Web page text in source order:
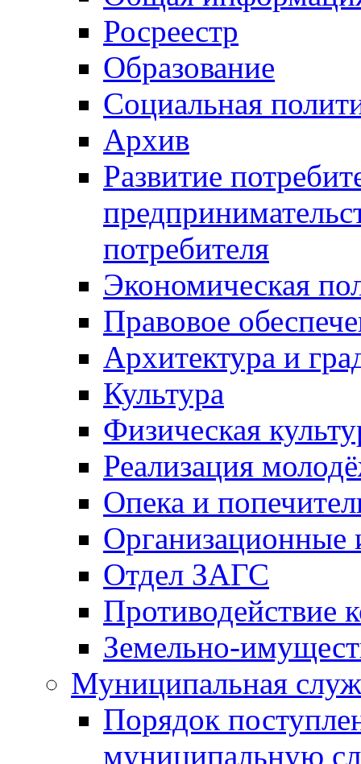
Росреестр
Образование
Социальная
Архив
Развитие
потребителя
Экономическая
Правовое
Архитектура и
Культура
Физическая
Реализация
Опека и
Отдел ЗАГС
Противодействие
Земельно-
Муниципальная
Порядок
муниципальную